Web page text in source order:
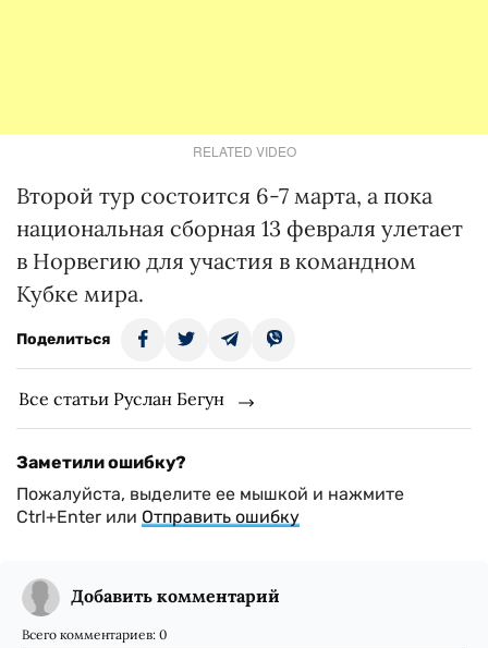
RELATED VIDEO
Второй тур состоится 6-7 марта, а пока
национальная сборная 13 февраля улетает
в Норвегию для участия в командном
Кубке мира.
Поделиться
Все статьи Руслан Бегун
Заметили ошибку?
Пожалуйста, выделите ее мышкой и нажмите
Ctrl+Enter или Отправить ошибку
Добавить комментарий
Всего комментариев: 0